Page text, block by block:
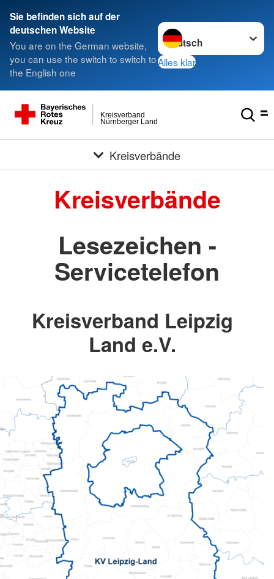
Sie befinden sich auf der
deutschen Website
You are on the German website,
you can use the switch to switch to
the English one
Sprache wechseln zu
Alles klar
Nürnberger Land
Kreisverband
Kreisverbände
Kreisverbände
Lesezeichen -
Servicetelefon
Kreisverband Leipzig
Land e.V.